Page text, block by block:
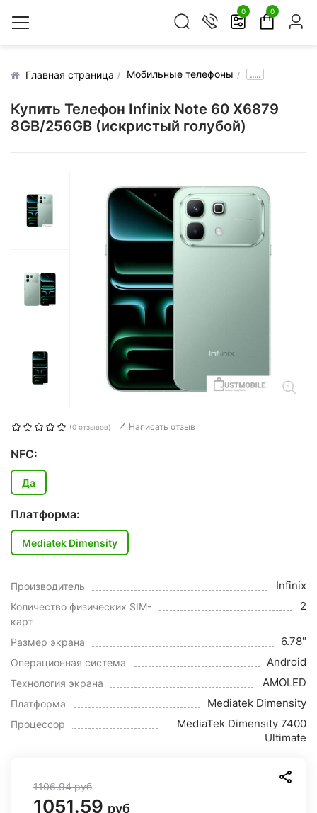
0 0
Главная страница Мобильные телефоны .....
Купить Телефон Infinix Note 60 X6879
8GB/256GB (искристый голубой)
(0 отзывов) Написать отзыв
NFC:
Да
Платформа:
Mediatek Dimensity
Производитель Infinix
Количество физических SIM-
карт
2
Размер экрана 6.78"
Операционная система Android
Технология экрана AMOLED
Платформа Mediatek Dimensity
Процессор
MediaTek Dimensity 7400
Ultimate
1106.94руб
1051.59 руб